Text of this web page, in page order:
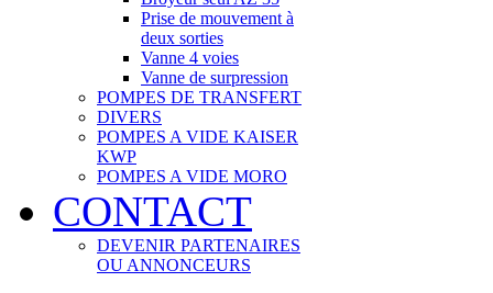
Prise de mouvement à
deux sorties
Vanne 4 voies
Vanne de surpression
POMPES DE TRANSFERT
DIVERS
POMPES A VIDE KAISER
KWP
POMPES A VIDE MORO
CONTACT
DEVENIR PARTENAIRES
OU ANNONCEURS